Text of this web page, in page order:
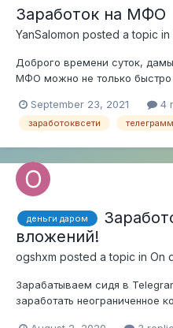
Заработок на МФО
YanSalomon posted a topic in
Доброго времени суток,
МФО можно не только быстро
1000 грн. Если хотите
пишите в ЛС. Всем удачи
September 23, 2021 4
заработоквсети телеграмм
деньги даром
вложений!
ogshxm posted a topic in On
Зарабатываем сидя в
заработать неограниченное